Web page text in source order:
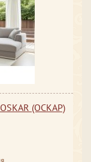
(ОСКАР)